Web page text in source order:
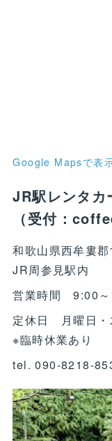
Google Mapsで表
JR駅レンタカ
（受付：
和歌山県西牟婁
JR周参見駅内
営業時間 9:00
定休日 月曜日・
※臨時休業あり
tel. 090-8218-